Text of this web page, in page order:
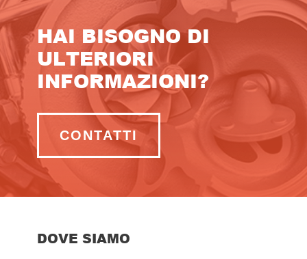
HAI BISOGNO DI
ULTERIORI
INFORMAZIONI?
CONTATTI
DOVE SIAMO